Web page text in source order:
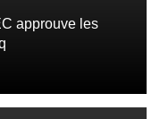
approuve les